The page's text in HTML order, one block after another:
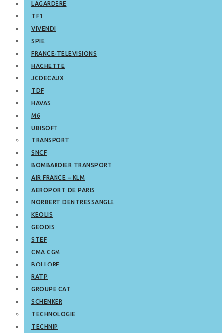
LAGARDERE
TF1
VIVENDI
SPIE
FRANCE-TELEVISIONS
HACHETTE
JCDECAUX
TDF
HAVAS
M6
UBISOFT
TRANSPORT
SNCF
BOMBARDIER TRANSPORT
AIR FRANCE – KLM
AEROPORT DE PARIS
NORBERT DENTRESSANGLE
KEOLIS
GEODIS
STEF
CMA CGM
BOLLORE
RATP
GROUPE CAT
SCHENKER
TECHNOLOGIE
TECHNIP